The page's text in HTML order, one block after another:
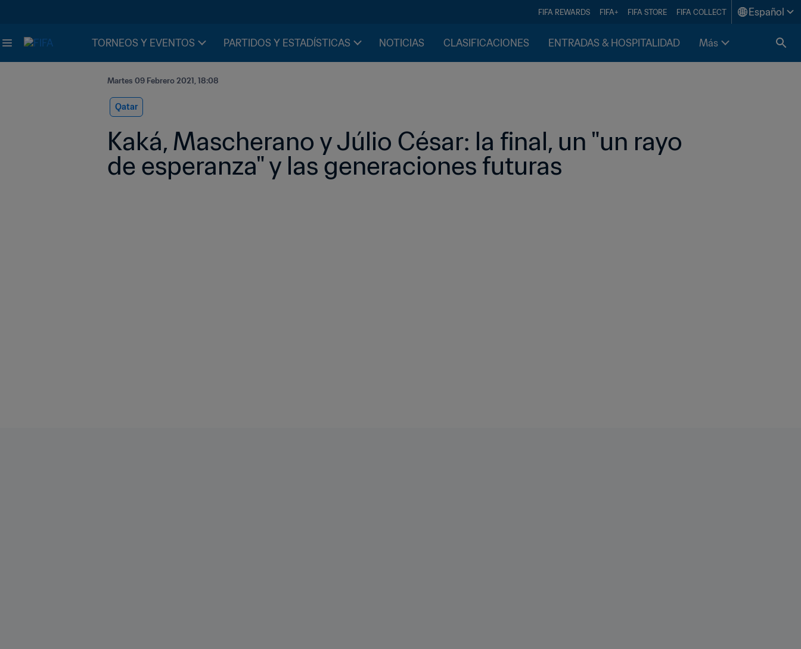
FIFA REWARDS FIFA+ FIFA STORE FIFA COLLECT Español
TORNEOS Y EVENTOS PARTIDOS Y ESTADÍSTICAS NOTICIAS CLASIFICACIONES ENTRADAS & HOSPITALIDAD Más
Martes 09 Febrero 2021, 18:08
Qatar
Kaká, Mascherano y Júlio César: la final, un "un rayo
de esperanza" y las generaciones futuras